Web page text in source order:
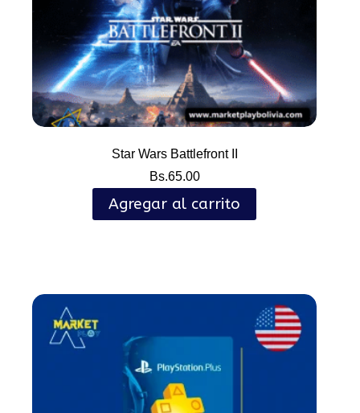
Star Wars Battlefront II
Bs.65.00
Agregar al carrito